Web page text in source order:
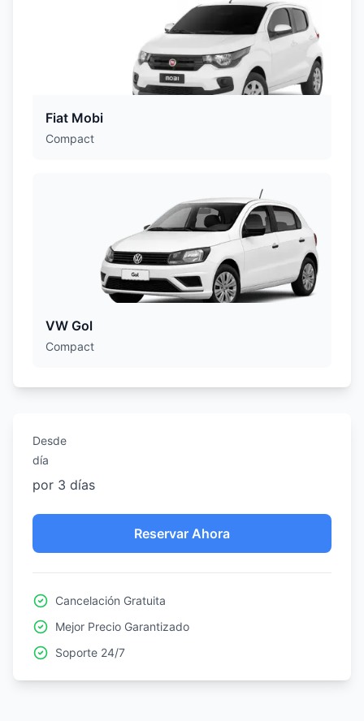
Fiat Mobi
Compact
VW Gol
Compact
Desde
día
por 3 días
Reservar Ahora
Cancelación Gratuita
Mejor Precio Garantizado
Soporte 24/7